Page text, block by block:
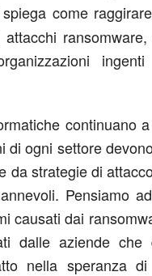
come
continuano
di ogni settore
da strategie di
Pensiamo
causati dai
dalle aziende che
nella speranza